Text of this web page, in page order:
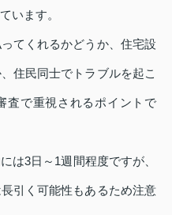
います。
てくれるかどうか、住宅設
住民同士でトラブルを起こ
査で重視されるポイントで
は3日～1週間程度ですが、
引く可能性もあるため注意